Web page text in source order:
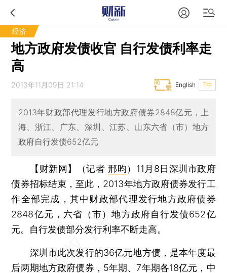
经济
地方政府发债收官 自行发债利率走
高
2013年11月09日 21:14 T中
English
2013年财政部代理发行地方政府债券2848亿元，上
海、浙江、广东、深圳、江苏、山东六省（市）地方
政府自行发债652亿元
【财新网】（记者邢昀） 11月8日深圳市政府
债券招标结束，至此，2013年地方政府债券发行工
作全部完成，其中财政部代理发行地方政府债券
2848亿元，六省（市）地方政府自行发债652亿
元。自行发债部分发行利率不断走高。
深圳市此次发行的36亿元地方债，是本年度最
后两期地方政府债券，5年期、7年期各18亿元，中